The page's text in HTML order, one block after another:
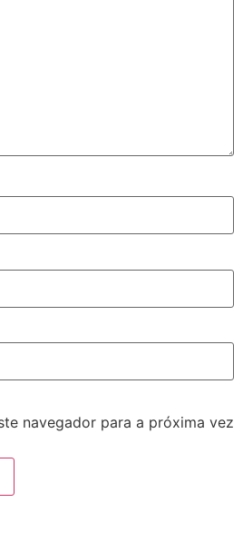
navegador para a próxima vez